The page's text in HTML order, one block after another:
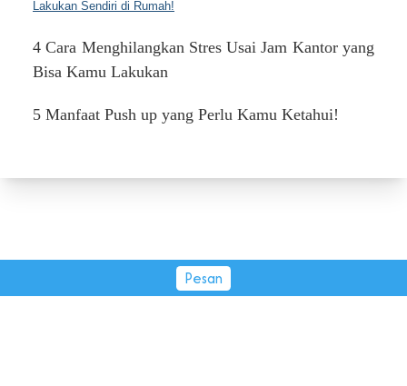
Lakukan Sendiri di Rumah!
4 Cara Menghilangkan Stres Usai Jam Kantor yang
Bisa Kamu Lakukan
5 Manfaat Push up yang Perlu Kamu Ketahui!
Pesan